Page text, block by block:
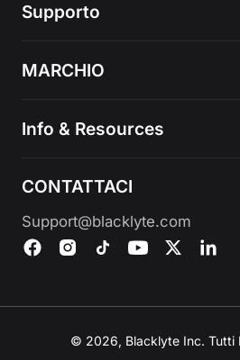
Supporto
MARCHIO
Info & Resources
CONTATTACI
Support@blacklyte.com
© 2026, Blacklyte Inc. Tutti